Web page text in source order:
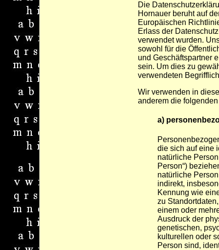
Die
Hornauer beruht auf
Europäischen
Erlass der
verwendet wurden.
sowohl für die
und Geschäftspartner
sein. Um dies zu
verwendeten
Wir verwenden in
anderem die
a)
die sich auf eine
natürliche
Person“)
natürliche
indirekt,
Kennung wie
zu
einem oder
Ausdruck der
genetischen,
kulturellen oder
Person sind,